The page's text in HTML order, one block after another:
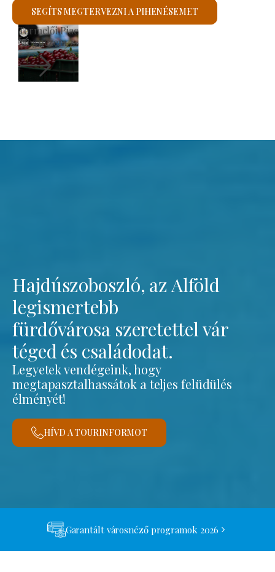
SEGÍTS MEGTERVEZNI A PIHENÉSEMET
Szent László Római Katolikus Templom
Megnézem
Hajdúszoboszló, az Alföld
legismertebb
fürdővárosa szeretettel vár
téged és családodat.
Legyetek vendégeink, hogy
megtapasztalhassátok a teljes felüdülés
élményét!
HÍVD A TOURINFORMOT
Garantált városnéző programok 2026